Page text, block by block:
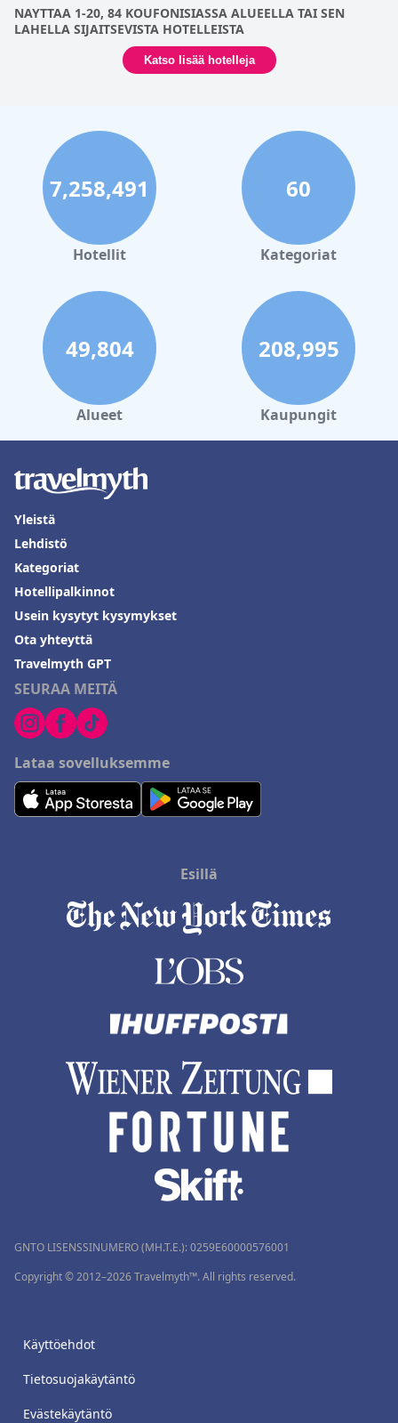
NAYTTAA 1-20, 84 KOUFONISIASSA ALUEELLA TAI SEN
LAHELLA SIJAITSEVISTA HOTELLEISTA
Katso lisää hotelleja
7,258,491
Hotellit
60
Kategoriat
49,804
Alueet
208,995
Kaupungit
SEURAA MEITÄ
Lataa sovelluksemme
Yleistä
Lehdistö
Kategoriat
Hotellipalkinnot
Usein kysytyt kysymykset
Ota yhteyttä
Travelmyth GPT
Esillä
GNTO LISENSSINUMERO (MH.T.E.): 0259Ε60000576001
Copyright © 2012–2026 Travelmyth™. All rights reserved.
Käyttöehdot
Tietosuojakäytäntö
Evästekäytäntö